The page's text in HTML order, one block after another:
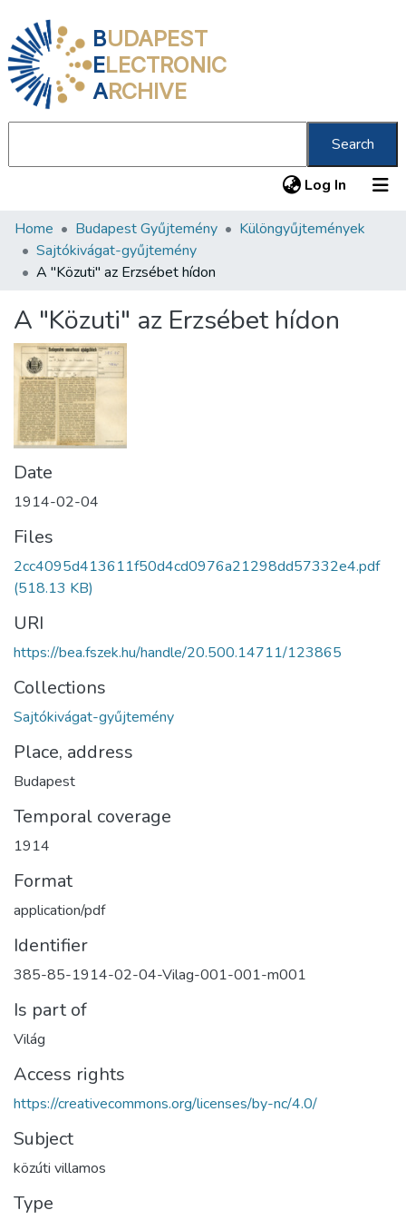
BUDAPEST
ELECTRONIC
ARCHIVE
Search
Log In (current)
Communities & Collections
All of DSpace
About us
Home Budapest Gyűjtemény
Különgyűjtemények
Sajtókivágat-gyűjtemény
A "Közuti" az Erzsébet hídon
A "Közuti" az Erzsébet hídon
Date
1914-02-04
Files
2cc4095d413611f50d4cd0976a21298dd57332e4.pdf
(518.13 KB)
URI
https://bea.fszek.hu/handle/20.500.14711/123865
Collections
Sajtókivágat-gyűjtemény
Place, address
Budapest
Temporal coverage
1914
Format
application/pdf
Identifier
385-85-1914-02-04-Vilag-001-001-m001
Is part of
Világ
Access rights
https://creativecommons.org/licenses/by-nc/4.0/
Subject
közúti villamos
Type